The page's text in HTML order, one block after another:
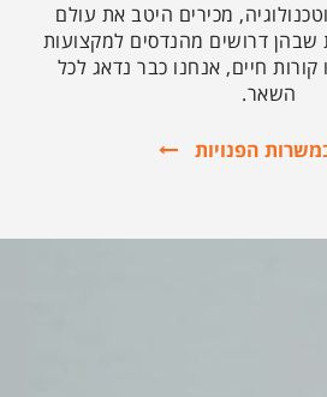
מכירים היטב את עולם
שבהן דרושים מהנדסים למקצועות
חיים, אנחנו כבר נדאג לכל
השאר.
הפנויות